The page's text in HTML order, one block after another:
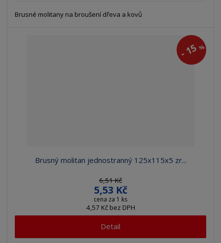
Brusné molitany na broušení dřeva a kovů
-15%
Brusný molitan jednostranný 125x115x5 zr...
6,51 Kč
5,53 Kč
cena za 1 ks
4,57 Kč bez DPH
Detail